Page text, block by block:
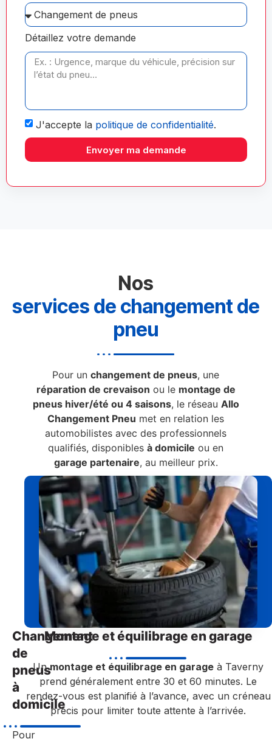
Détaillez votre demande
J'accepte la politique de confidentialité.
Envoyer ma demande
Nos
services de changement de
pneu
Pour unchangement de pneus, une
réparation de crevaison ou le montage de
pneus hiver/été ou 4 saisons, le réseau Allo
Changement Pneu met en relation les
automobilistes avec des professionnels
qualifiés, disponiblesà domicile ou en
garage partenaire, au meilleur prix.
Changement
de
pneus
à
domicile
Pour
Montage et équilibrage en garage
Unmontage et équilibrage en garage à Taverny
prend généralement entre 30 et 60 minutes. Le
rendez-vous est planifié à l’avance, avec un créneau
précis pour limiter toute attente à l’arrivée.